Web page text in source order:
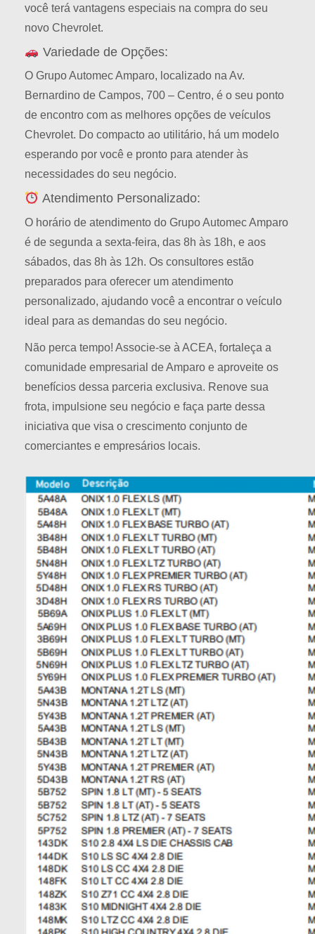
você terá vantagens especiais na compra do seu
novo Chevrolet.
Variedade de Opções:
O Grupo Automec Amparo, localizado na Av.
Bernardino de Campos, 700 – Centro, é o seu ponto
de encontro com as melhores opções de veículos
Chevrolet. Do compacto ao utilitário, há um modelo
esperando por você e pronto para atender às
necessidades do seu negócio.
Atendimento Personalizado:
O horário de atendimento do Grupo Automec Amparo
é de segunda a sexta-feira, das 8h às 18h, e aos
sábados, das 8h às 12h. Os consultores estão
preparados para oferecer um atendimento
personalizado, ajudando você a encontrar o veículo
ideal para as demandas do seu negócio.
Não perca tempo! Associe-se à ACEA, fortaleça a
comunidade empresarial de Amparo e aproveite os
benefícios dessa parceria exclusiva. Renove sua
frota, impulsione seu negócio e faça parte dessa
iniciativa que visa o crescimento conjunto de
comerciantes e empresários locais.